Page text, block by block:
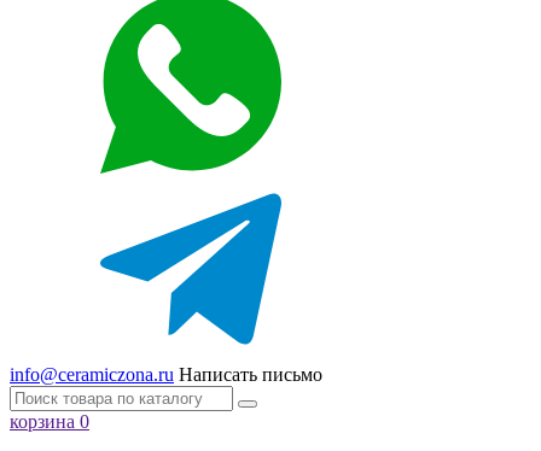
info@ceramiczona.ru Написать письмо
корзина 0